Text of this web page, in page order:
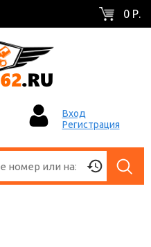
0 Р.
Вход
Регистрация